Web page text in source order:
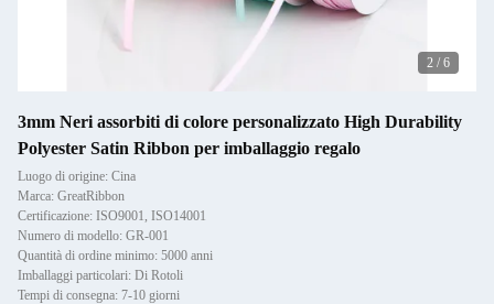
2 / 6
3mm Neri assorbiti di colore personalizzato High Durability
Polyester Satin Ribbon per imballaggio regalo
Luogo di origine: Cina
Marca: GreatRibbon
Certificazione: ISO9001, ISO14001
Numero di modello: GR-001
Quantità di ordine minimo: 5000 anni
Imballaggi particolari: Di Rotoli
Tempi di consegna: 7-10 giorni